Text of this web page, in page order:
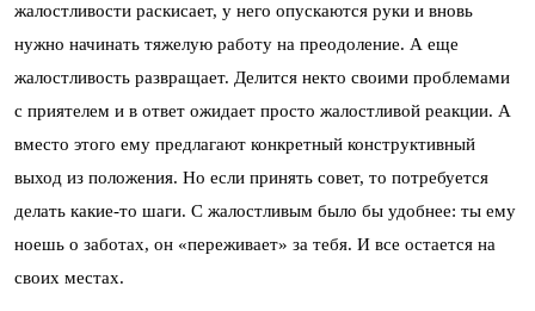
жалостливости раскисает, у него опускаются руки и вновь
нужно начинать тяжелую работу на преодоление. А еще
жалостливость развращает. Делится некто своими проблемами
с приятелем и в ответ ожидает просто жалостливой реакции. А
вместо этого ему предлагают конкретный конструктивный
выход из положения. Но если принять совет, то потребуется
делать какие-то шаги. С жалостливым было бы удобнее: ты ему
ноешь о заботах, он «переживает» за тебя. И все остается на
своих местах.